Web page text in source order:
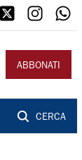
ABBONATI
CERCA